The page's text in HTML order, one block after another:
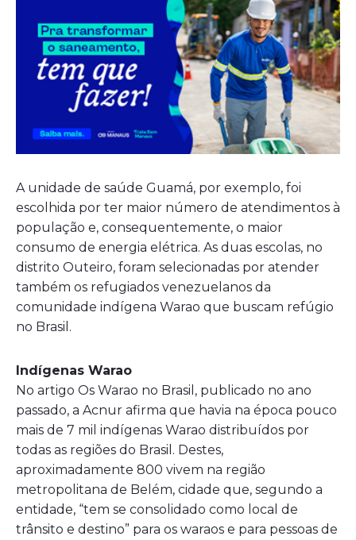
A unidade de saúde Guamá, por exemplo, foi
escolhida por ter maior número de atendimentos à
população e, consequentemente, o maior
consumo de energia elétrica. As duas escolas, no
distrito Outeiro, foram selecionadas por atender
também os refugiados venezuelanos da
comunidade indígena Warao que buscam refúgio
no Brasil.
Indígenas Warao
No artigo Os Warao no Brasil, publicado no ano
passado, a Acnur afirma que havia na época pouco
mais de 7 mil indígenas Warao distribuídos por
todas as regiões do Brasil. Destes,
aproximadamente 800 vivem na região
metropolitana de Belém, cidade que, segundo a
entidade, “tem se consolidado como local de
trânsito e destino” para os waraos e para pessoas de